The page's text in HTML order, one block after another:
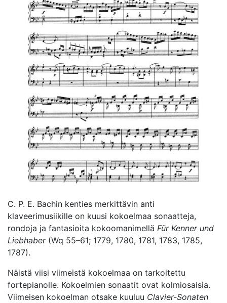
C. P. E. Bachin kenties merkittävin anti
klaveerimusiikille on kuusi kokoelmaa sonaatteja,
rondoja ja fantasioita kokoomanimellä Für Kenner und
Liebhaber(Wq 55–61; 1779, 1780, 1781, 1783, 1785,
1787).
Näistä viisi viimeistä kokoelmaa on tarkoitettu
fortepianolle. Kokoelmien sonaatit ovat kolmiosaisia.
Viimeisen kokoelman otsake kuuluu Clavier-Sonaten